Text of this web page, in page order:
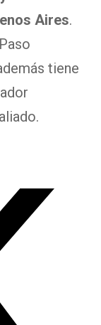
Aires.
tiene